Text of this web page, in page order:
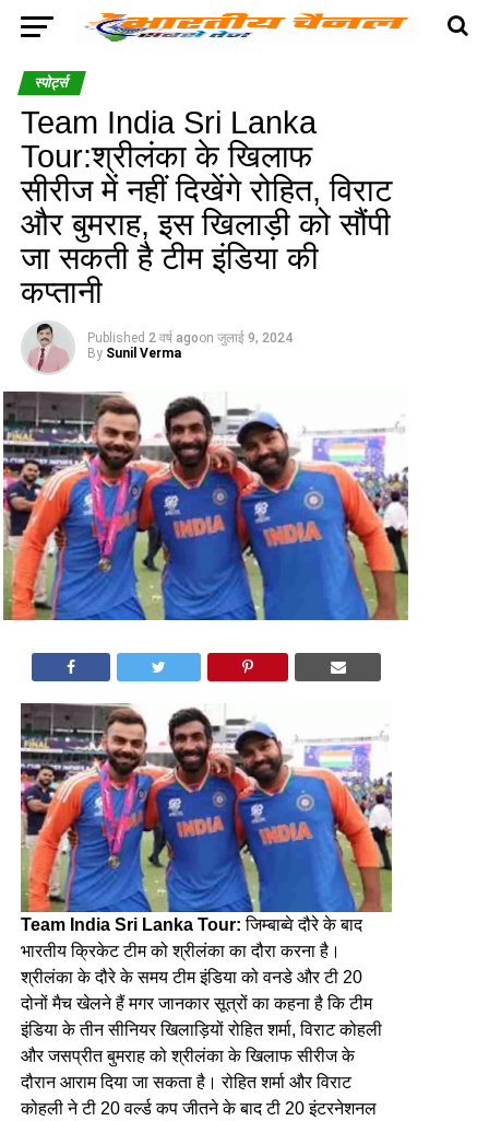
स्पोर्ट्स
Team India Sri Lanka
Tour:श्रीलंका के खिलाफ
सीरीज में नहीं दिखेंगे रोहित, विराट
और बुमराह, इस खिलाड़ी को सौंपी
जा सकती है टीम इंडिया की
कप्तानी
Published 2 वर्ष agoon जुलाई 9, 2024
By Sunil Verma
Team India Sri Lanka Tour: जिम्बाब्वे दौरे के बाद
भारतीय क्रिकेट टीम को श्रीलंका का दौरा करना है।
श्रीलंका के दौरे के समय टीम इंडिया को वनडे और टी 20
दोनों मैच खेलने हैं मगर जानकार सूत्रों का कहना है कि टीम
इंडिया के तीन सीनियर खिलाड़ियों रोहित शर्मा, विराट कोहली
और जसप्रीत बुमराह को श्रीलंका के खिलाफ सीरीज के
दौरान आराम दिया जा सकता है। रोहित शर्मा और विराट
कोहली ने टी 20 वर्ल्ड कप जीतने के बाद टी 20 इंटरनेशनल